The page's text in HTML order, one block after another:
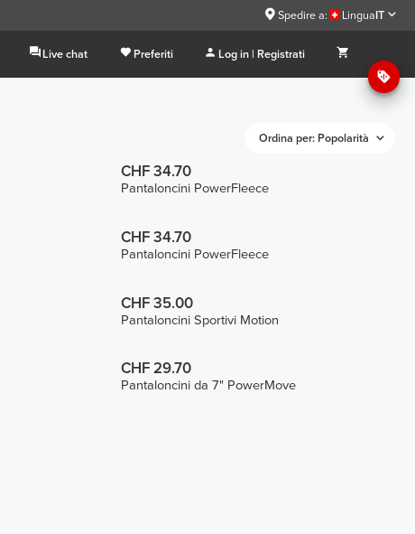
Spedire a: LinguaIT
Live chat Preferiti Log in | Registrati
Ordina per: Popolarità
CHF 34.70
Pantaloncini PowerFleece
CHF 34.70
Pantaloncini PowerFleece
CHF 35.00
Pantaloncini Sportivi Motion
CHF 29.70
Pantaloncini da 7" PowerMove